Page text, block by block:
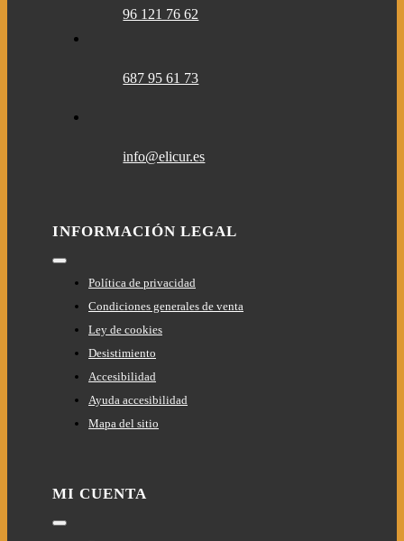
96 121 76 62
687 95 61 73
info@elicur.es
INFORMACIÓN LEGAL
Toggle
NavigationPolítica de privacidad
Condiciones generales de venta
Ley de cookies
Desistimiento
Accesibilidad
Ayuda accesibilidad
Mapa del sitio
MI CUENTA
Toggle